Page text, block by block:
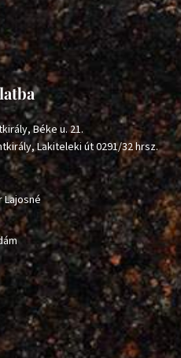
Béke u. 21.
Lakiteleki út 0291/32 hrsz.
Lajosné